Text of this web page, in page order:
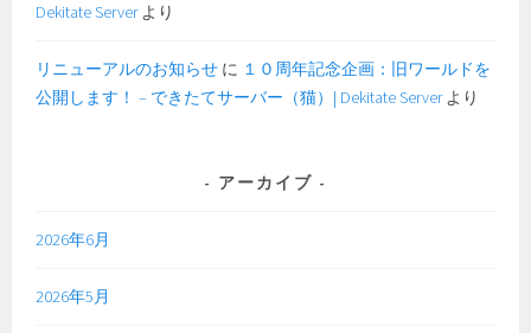
Dekitate Serverより
リニューアルのお知らせ に １０周年記念企画：旧ワールドを
公開します！ – できたてサーバー（猫）| Dekitate Serverより
アーカイブ
2026年6月
2026年5月